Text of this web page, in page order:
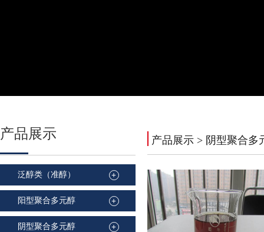
产品展示
泛醇类（准醇） +
阳型聚合多元醇 +
阴型聚合多元醇 +
产品展示 > 阴型聚合多